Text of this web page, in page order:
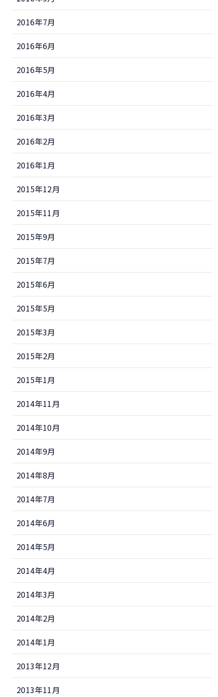
2016年7月
2016年6月
2016年5月
2016年4月
2016年3月
2016年2月
2016年1月
2015年12月
2015年11月
2015年9月
2015年7月
2015年6月
2015年5月
2015年3月
2015年2月
2015年1月
2014年11月
2014年10月
2014年9月
2014年8月
2014年7月
2014年6月
2014年5月
2014年4月
2014年3月
2014年2月
2014年1月
2013年12月
2013年11月